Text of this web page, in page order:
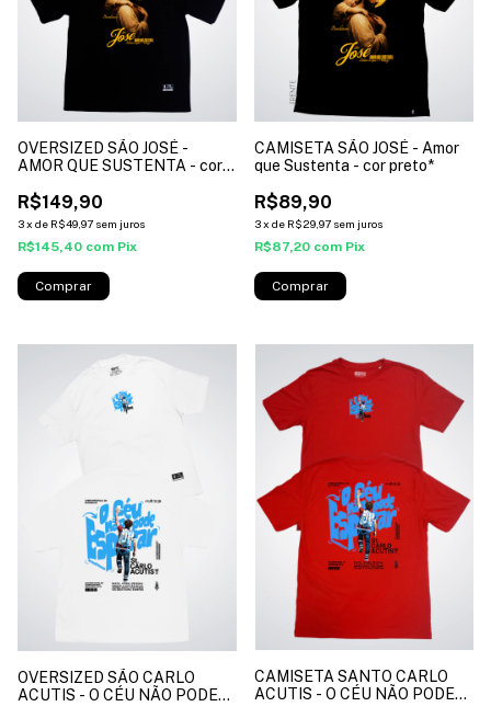
OVERSIZED SÃO JOSÉ -
AMOR QUE SUSTENTA - cor
R$149,90
3x de R$49,97 sem juros
R$145,40 com Pix
Comprar
CAMISETA SÃO JOSÉ - Amor
que Sustenta - cor preto*
R$89,90
3x de R$29,97 sem juros
R$87,20 com Pix
Comprar
OVERSIZED SÃO CARLO
ACUTIS - O CÉU NÃO PODE
CAMISETA SANTO CARLO
ACUTIS - O CÉU NÃO PODE